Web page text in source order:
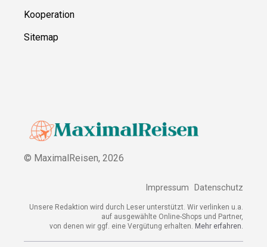
Kooperation
Sitemap
© MaximalReisen, 2026
Impressum Datenschutz
Unsere Redaktion wird durch Leser unterstützt. Wir verlinken u.a.
auf ausgewählte Online-Shops und Partner,
von denen wir ggf. eine Vergütung erhalten. Mehr erfahren.